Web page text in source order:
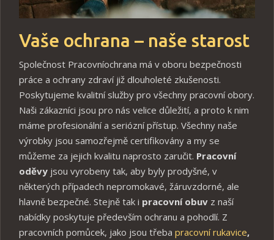
Vaše ochrana – naše starost
Společnost Pracovníochrana má v oboru bezpečnosti
práce a ochrany zdraví již dlouholeté zkušenosti.
Poskytujeme kvalitní služby pro všechny pracovní obory.
Naši zákazníci jsou pro nás velice důležití, a proto k nim
máme profesionální a seriózní přístup. Všechny naše
výrobky jsou samozřejmě certifikovány a my se
můžeme za jejich kvalitu naprosto zaručit. Pracovní
oděvy jsou vyrobeny tak, aby byly prodyšné, v
některých případech nepromokavé, žáruvzdorné, ale
hlavně bezpečné. Stejně tak i pracovní obuv z naší
nabídky poskytuje především ochranu a pohodlí. Z
pracovních pomůcek, jako jsou třeba pracovní rukavice,